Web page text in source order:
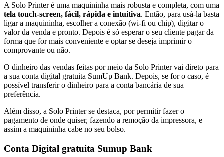
A Solo Printer é uma maquininha mais robusta e completa, com uma
tela touch-screen, fácil, rápida e intuitiva. Então, para usá-la basta
ligar a maquininha, escolher a conexão (wi-fi ou chip), digitar o
valor da venda e pronto. Depois é só esperar o seu cliente pagar da
forma que for mais conveniente e optar se deseja imprimir o
comprovante ou não.
O dinheiro das vendas feitas por meio da Solo Printer vai direto para
a sua conta digital gratuita SumUp Bank. Depois, se for o caso, é
possível transferir o dinheiro para a conta bancária de sua
preferência.
Além disso, a Solo Printer se destaca, por permitir fazer o
pagamento de onde quiser, fazendo a remoção da impressora, e
assim a maquininha cabe no seu bolso.
Conta Digital gratuita Sumup Bank